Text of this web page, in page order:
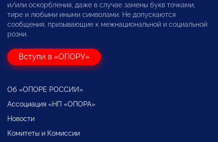
и/или оскорбления, даже в случае замены букв точками,
тире и любыми иными символами. Не допускаются
сообщения, призывающие к межнациональной и социальной
розни.
Вступи в «ОПОРУ»
Об «ОПОРЕ РОССИИ»
Ассоциация «НП «ОПОРА»
Новости
Комитеты и Комиссии